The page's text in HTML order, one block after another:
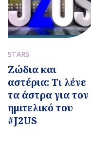
STARS
Ζώδια και
αστέρια: Τι λένε
τα άστρα για τον
ημιτελικό του
#J2US